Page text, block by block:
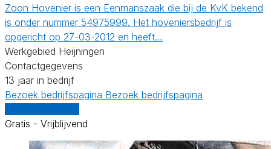
Zoon Hovenier is een Eenmanszaak die bij de KvK bekend
is onder nummer 54975999. Het hoveniersbedrijf is
opgericht op 27-03-2012 en heeft…
Werkgebied Heijningen
Contactgegevens
13 jaar in bedrijf
Bezoek bedrijfspagina Bezoek bedrijfspagina
Gratis - Vrijblijvend